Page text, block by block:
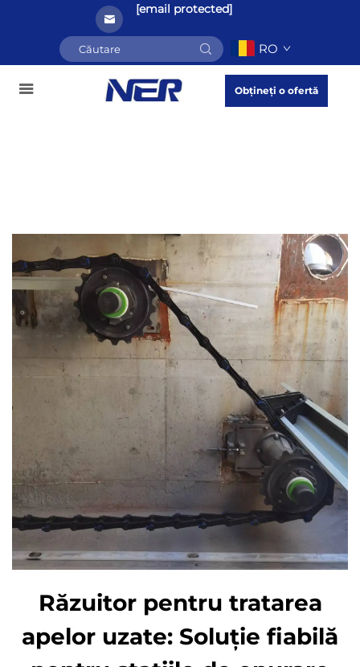
[email protected]
RO
Obțineți o ofertă
Răzuitor pentru tratarea
apelor uzate: Soluție fiabilă